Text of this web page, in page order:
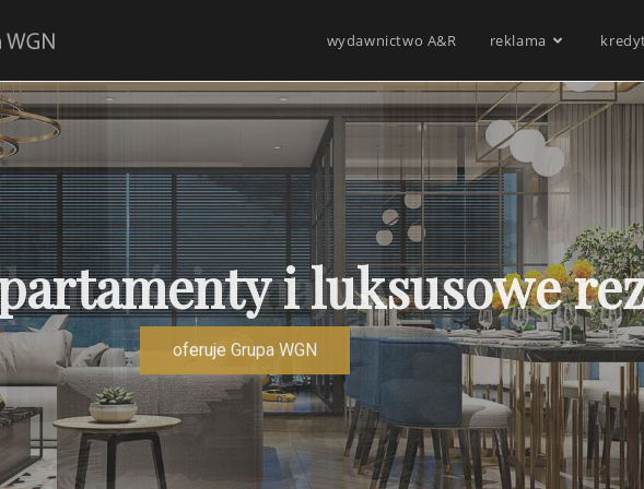
wydawnictwo A&R reklama
i luksusowe
oferuje Grupa WGN